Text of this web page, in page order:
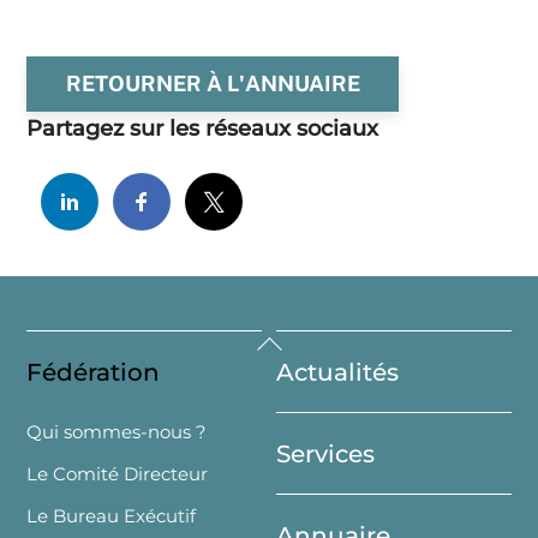
RETOURNER À L'ANNUAIRE
Partagez sur les réseaux sociaux
Back
To
Top
Fédération
Qui sommes-nous ?
Le Comité Directeur
Le Bureau Exécutif
Actualités
Services